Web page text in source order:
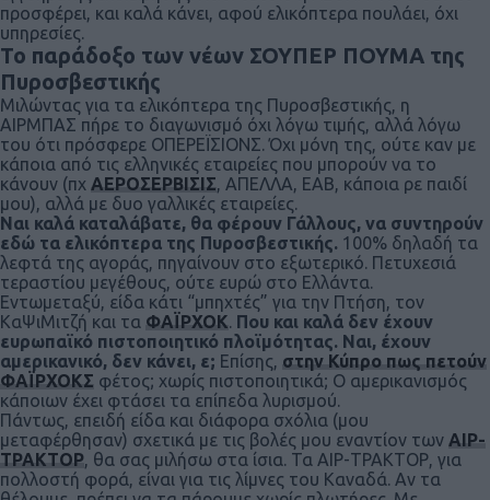
προσφέρει, και καλά κάνει, αφού ελικόπτερα πουλάει, όχι
υπηρεσίες.
Το παράδοξο των νέων ΣΟΥΠΕΡ ΠΟΥΜΑ της
Πυροσβεστικής
Μιλώντας για τα ελικόπτερα της Πυροσβεστικής, η
ΑΙΡΜΠΑΣ πήρε το διαγωνισμό όχι λόγω τιμής, αλλά λόγω
του ότι πρόσφερε ΟΠΕΡΕΪΣΙΟΝΣ. Όχι μόνη της, ούτε καν με
κάποια από τις ελληνικές εταιρείες που μπορούν να το
κάνουν (πχ ΑΕΡΟΣΕΡΒΙΣΙΣ, ΑΠΕΛΛΑ, ΕΑΒ, κάποια ρε παιδί
μου), αλλά με δυο γαλλικές εταιρείες.
Ναι καλά καταλάβατε, θα φέρουν Γάλλους, να συντηρούν
εδώ τα ελικόπτερα της Πυροσβεστικής. 100% δηλαδή τα
λεφτά της αγοράς, πηγαίνουν στο εξωτερικό. Πετυχεσιά
τεραστίου μεγέθους, ούτε ευρώ στο Ελλάντα.
Εντωμεταξύ, είδα κάτι “μπηχτές” για την Πτήση, τον
ΚαΨιΜιτζή και τα ΦΑΪΡΧΟΚ. Που και καλά δεν έχουν
ευρωπαϊκό πιστοποιητικό πλοϊμότητας. Ναι, έχουν
αμερικανικό, δεν κάνει, ε; Επίσης, στην Κύπρο πως πετούν
ΦΑΪΡΧΟΚΣ φέτος; χωρίς πιστοποιητικά; Ο αμερικανισμός
κάποιων έχει φτάσει τα επίπεδα λυρισμού.
Πάντως, επειδή είδα και διάφορα σχόλια (μου
μεταφέρθησαν) σχετικά με τις βολές μου εναντίον των ΑΙΡ-
ΤΡΑΚΤΟΡ, θα σας μιλήσω στα ίσια. Τα ΑΙΡ-ΤΡΑΚΤΟΡ, για
πολλοστή φορά, είναι για τις λίμνες του Καναδά. Αν τα